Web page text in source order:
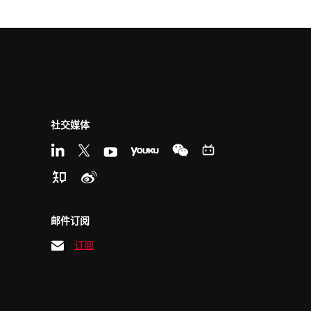
社交媒体
邮件订阅
订阅